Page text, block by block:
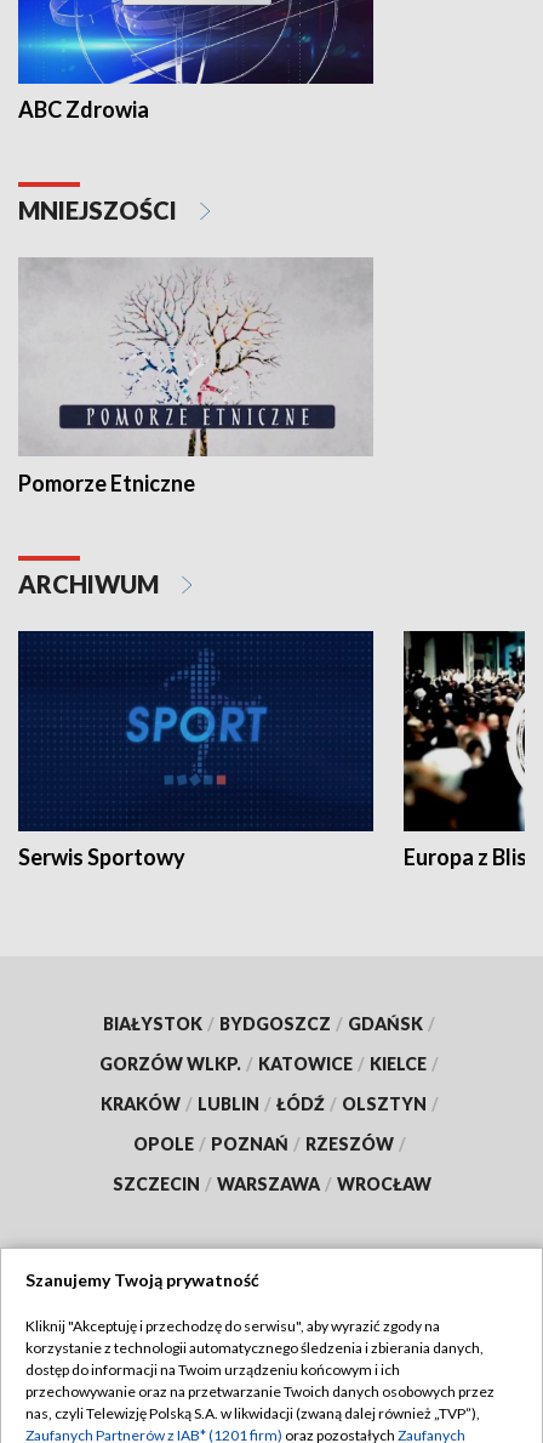
ABC Zdrowia
MNIEJSZOŚCI
Pomorze Etniczne
ARCHIWUM
Serwis Sportowy Europa z
BIAŁYSTOK / BYDGOSZCZ / GDAŃSK /
GORZÓW WLKP. / KATOWICE / KIELCE /
KRAKÓW / LUBLIN / ŁÓDŹ / OLSZTYN /
OPOLE / POZNAŃ / RZESZÓW /
SZCZECIN / WARSZAWA / WROCŁAW
TVP
Abonament TVP
Emisja w TVP
Regulamin TVP
Polityka prywatności
Szanujemy Twoją prywatność
Kliknij "Akceptuję i przechodzę do serwisu", aby wyrazić zgody na
korzystanie z technologii automatycznego śledzenia i zbierania danych,
dostęp do informacji na Twoim urządzeniu końcowym i ich
przechowywanie oraz na przetwarzanie Twoich danych osobowych przez
nas, czyli Telewizję Polską S.A. w likwidacji (zwaną dalej również „TVP”),
Zaufanych Partnerów z IAB* (1201 firm) oraz pozostałych Zaufanych